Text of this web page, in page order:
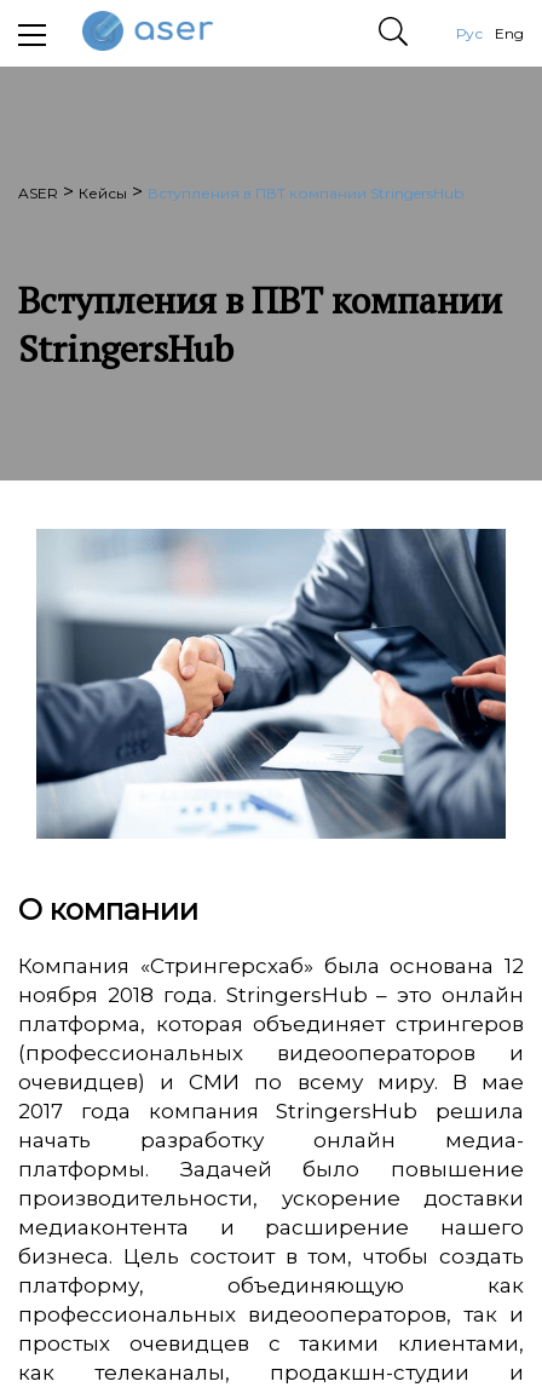
Рус Eng
ASER > Кейсы > Вступления в ПВТ компании StringersHub
Вступления в ПВТ компании
StringersHub
О компании
Компания «Стрингерсхаб» была основана 12
ноября 2018 года. StringersHub – это онлайн
платформа, которая объединяет стрингеров
(профессиональных видеооператоров и
очевидцев) и СМИ по всему миру. В мае
2017 года компания StringersHub решила
начать разработку онлайн медиа-
платформы. Задачей было повышение
производительности, ускорение доставки
медиаконтента и расширение нашего
бизнеса. Цель состоит в том, чтобы создать
платформу, объединяющую как
профессиональных видеооператоров, так и
простых очевидцев с такими клиентами,
как телеканалы, продакшн-студии и